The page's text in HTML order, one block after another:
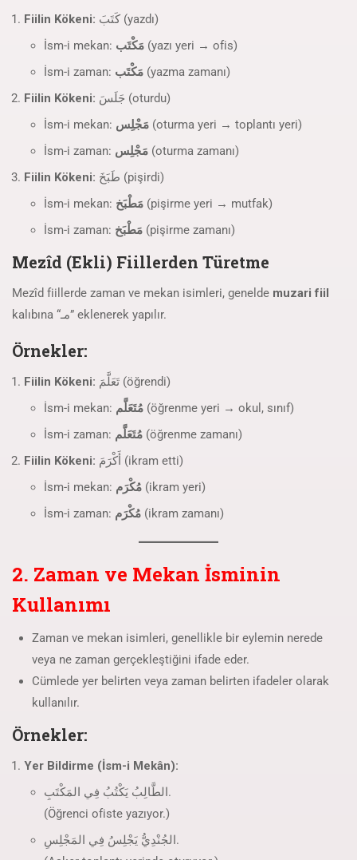
Fiilin Kökeni:
كَتَبَ (yazdı)
İsm-i mekan: مَكْتَب (yazı yeri → ofis)
İsm-i zaman: مَكْتَب (yazma zamanı)
Fiilin Kökeni:
جَلَسَ (oturdu)
İsm-i mekan: مَجْلِس (oturma yeri → toplantı yeri)
İsm-i zaman: مَجْلِس (oturma zamanı)
Fiilin Kökeni:
طَبَخَ (pişirdi)
İsm-i mekan: مَطْبَخ (pişirme yeri → mutfak)
İsm-i zaman: مَطْبَخ (pişirme zamanı)
Mezîd (Ekli) Fiillerden Türetme
Mezîd fiillerde zaman ve mekan isimleri, genelde muzari fiil
kalıbına “مـ” eklenerek yapılır.
Örnekler:
Fiilin Kökeni:
تَعَلَّمَ (öğrendi)
İsm-i mekan: مُتَعَلَّم (öğrenme yeri → okul, sınıf)
İsm-i zaman: مُتَعَلَّم (öğrenme zamanı)
Fiilin Kökeni:
أَكْرَمَ (ikram etti)
İsm-i mekan: مُكْرَم (ikram yeri)
İsm-i zaman: مُكْرَم (ikram zamanı)
2. Zaman ve Mekan İsminin
Kullanımı
Zaman ve mekan isimleri, genellikle bir eylemin nerede
veya ne zaman gerçekleştiğini ifade eder.
Cümlede yer belirten veya zaman belirten ifadeler olarak
kullanılır.
Örnekler:
Yer Bildirme (İsm-i Mekân):
الطَّالِبُ يَكْتُبُ فِي المَكْتَبِ.
(Öğrenci ofiste yazıyor.)
الجُنْدِيُّ يَجْلِسُ فِي المَجْلِسِ.